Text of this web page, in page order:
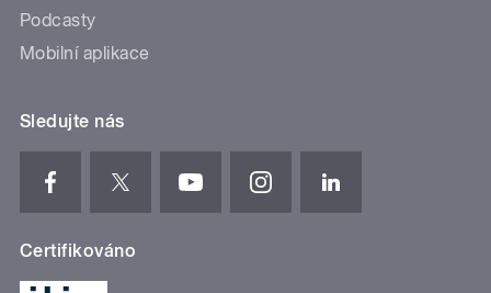
Podcasty
Mobilní aplikace
Sledujte nás
Certifikováno